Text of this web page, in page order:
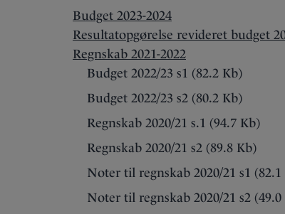
Budget 2023-2024
Resultatopgørelse revideret budget
Regnskab 2021-2022
Budget 2022/23 s1 (82.2 Kb)
Budget 2022/23 s2 (80.2 Kb)
Regnskab 2020/21 s.1 (94.7 Kb)
Regnskab 2020/21 s2 (89.8 Kb)
Noter til regnskab 2020/21 s1 (82.1
Noter til regnskab 2020/21 s2 (49.0